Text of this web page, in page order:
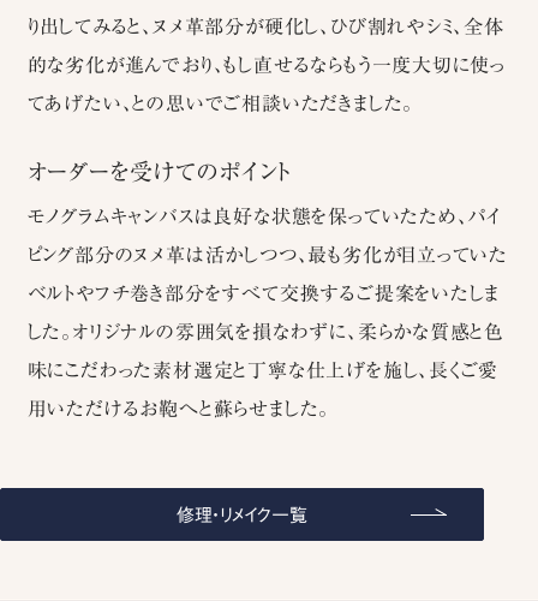
り出してみると、ヌメ革部分が硬化し、ひび割れやシミ、全体
的な劣化が進んでおり、もし直せるならもう一度大切に使っ
てあげたい、との思いでご相談いただきました。
オーダーを受けてのポイント
モノグラムキャンバスは良好な状態を保っていたため、パイ
ピング部分のヌメ革は活かしつつ、最も劣化が目立っていた
ベルトやフチ巻き部分をすべて交換するご提案をいたしま
した。オリジナルの雰囲気を損なわずに、柔らかな質感と色
味にこだわった素材選定と丁寧な仕上げを施し、長くご愛
用いただけるお鞄へと蘇らせました。
修理・リメイク一覧